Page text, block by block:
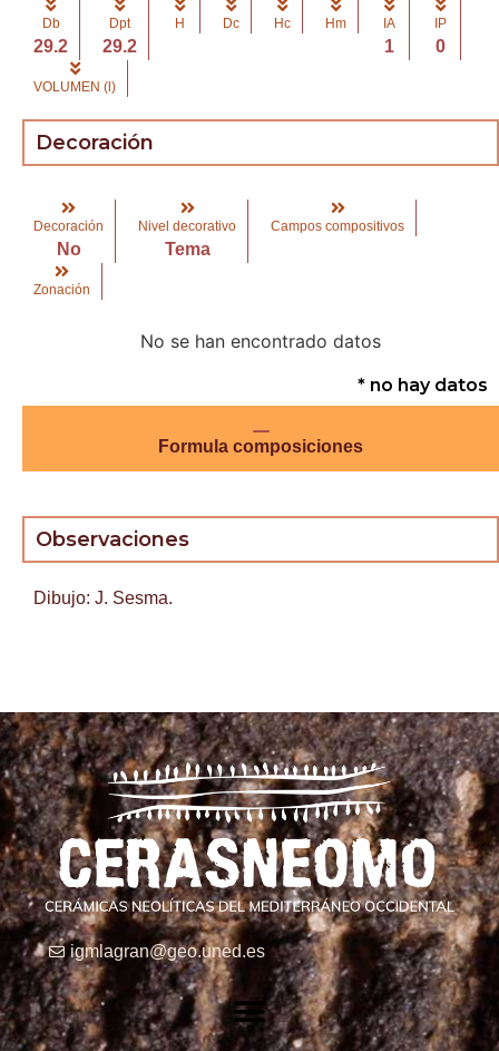
Db
29.2
Dpt
29.2
H Dc Hc Hm IA
1
IP
0
VOLUMEN (l)
Decoración
Decoración
No
Nivel decorativo
Tema
Campos compositivos
Zonación
No se han encontrado datos
* no hay datos
Formula composiciones
Observaciones
Dibujo: J. Sesma.
igmlagran@geo.uned.es